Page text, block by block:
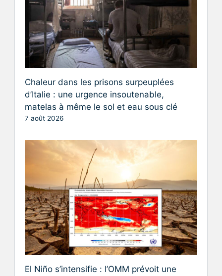
Chaleur dans les prisons surpeuplées
d’Italie : une urgence insoutenable,
matelas à même le sol et eau sous clé
7 août 2026
El Niño s’intensifie : l’OMM prévoit une